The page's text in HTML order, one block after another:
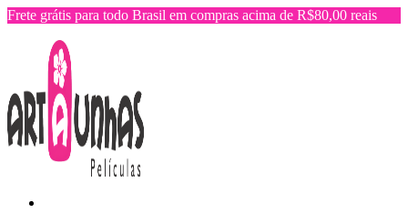
Frete grátis para todo Brasil em compras acima de R$80,00 reais